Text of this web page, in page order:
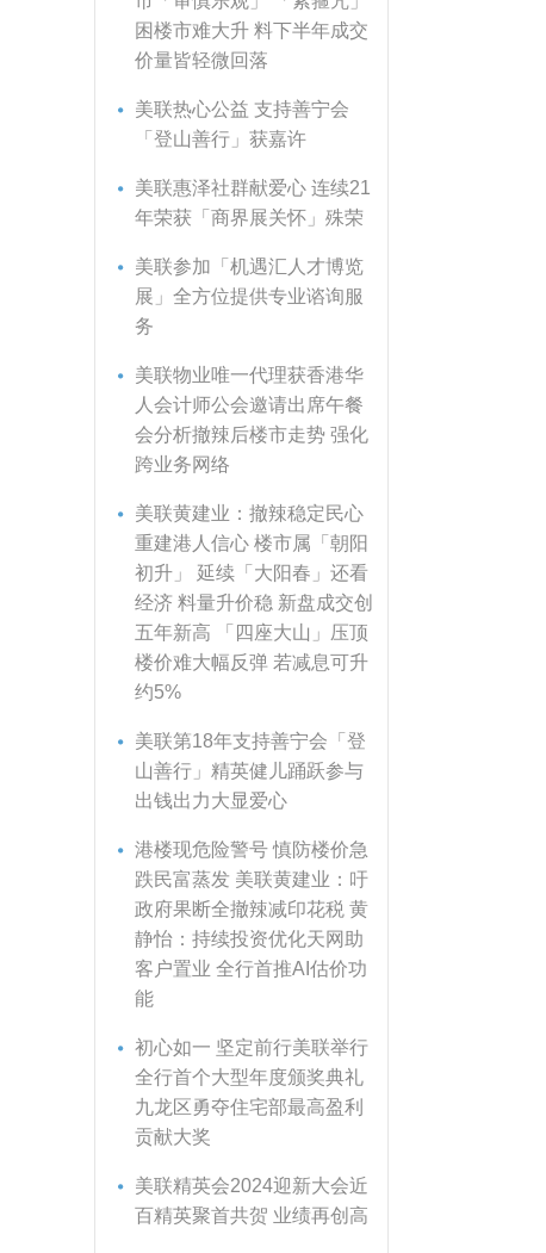
困楼市难大升 料下半年成交
价量皆轻微回落
美联热心公益 支持善宁会
「登山善行」获嘉许
美联惠泽社群献爱心 连续21
年荣获「商界展关怀」殊荣
美联参加「机遇汇人才博览
展」全方位提供专业谘询服
务
美联物业唯一代理获香港华
人会计师公会邀请出席午餐
会分析撤辣后楼市走势 强化
跨业务网络
美联黄建业：撤辣稳定民心
重建港人信心 楼市属「朝阳
初升」 延续「大阳春」还看
经济 料量升价稳 新盘成交创
五年新高 「四座大山」压顶
楼价难大幅反弹 若减息可升
约5%
美联第18年支持善宁会「登
山善行」精英健儿踊跃参与
出钱出力大显爱心
港楼现危险警号 慎防楼价急
跌民富蒸发 美联黄建业：吁
政府果断全撤辣减印花税 黄
静怡：持续投资优化天网助
客户置业 全行首推AI估价功
能
初心如一 坚定前行美联举行
全行首个大型年度颁奖典礼
九龙区勇夺住宅部最高盈利
贡献大奖
美联精英会2024迎新大会近
百精英聚首共贺 业绩再创高